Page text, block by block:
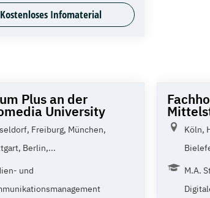
Kostenloses Infomaterial
Plus an der
University
Freiburg, München,
Berlin,...
und
Köln,
M.A.